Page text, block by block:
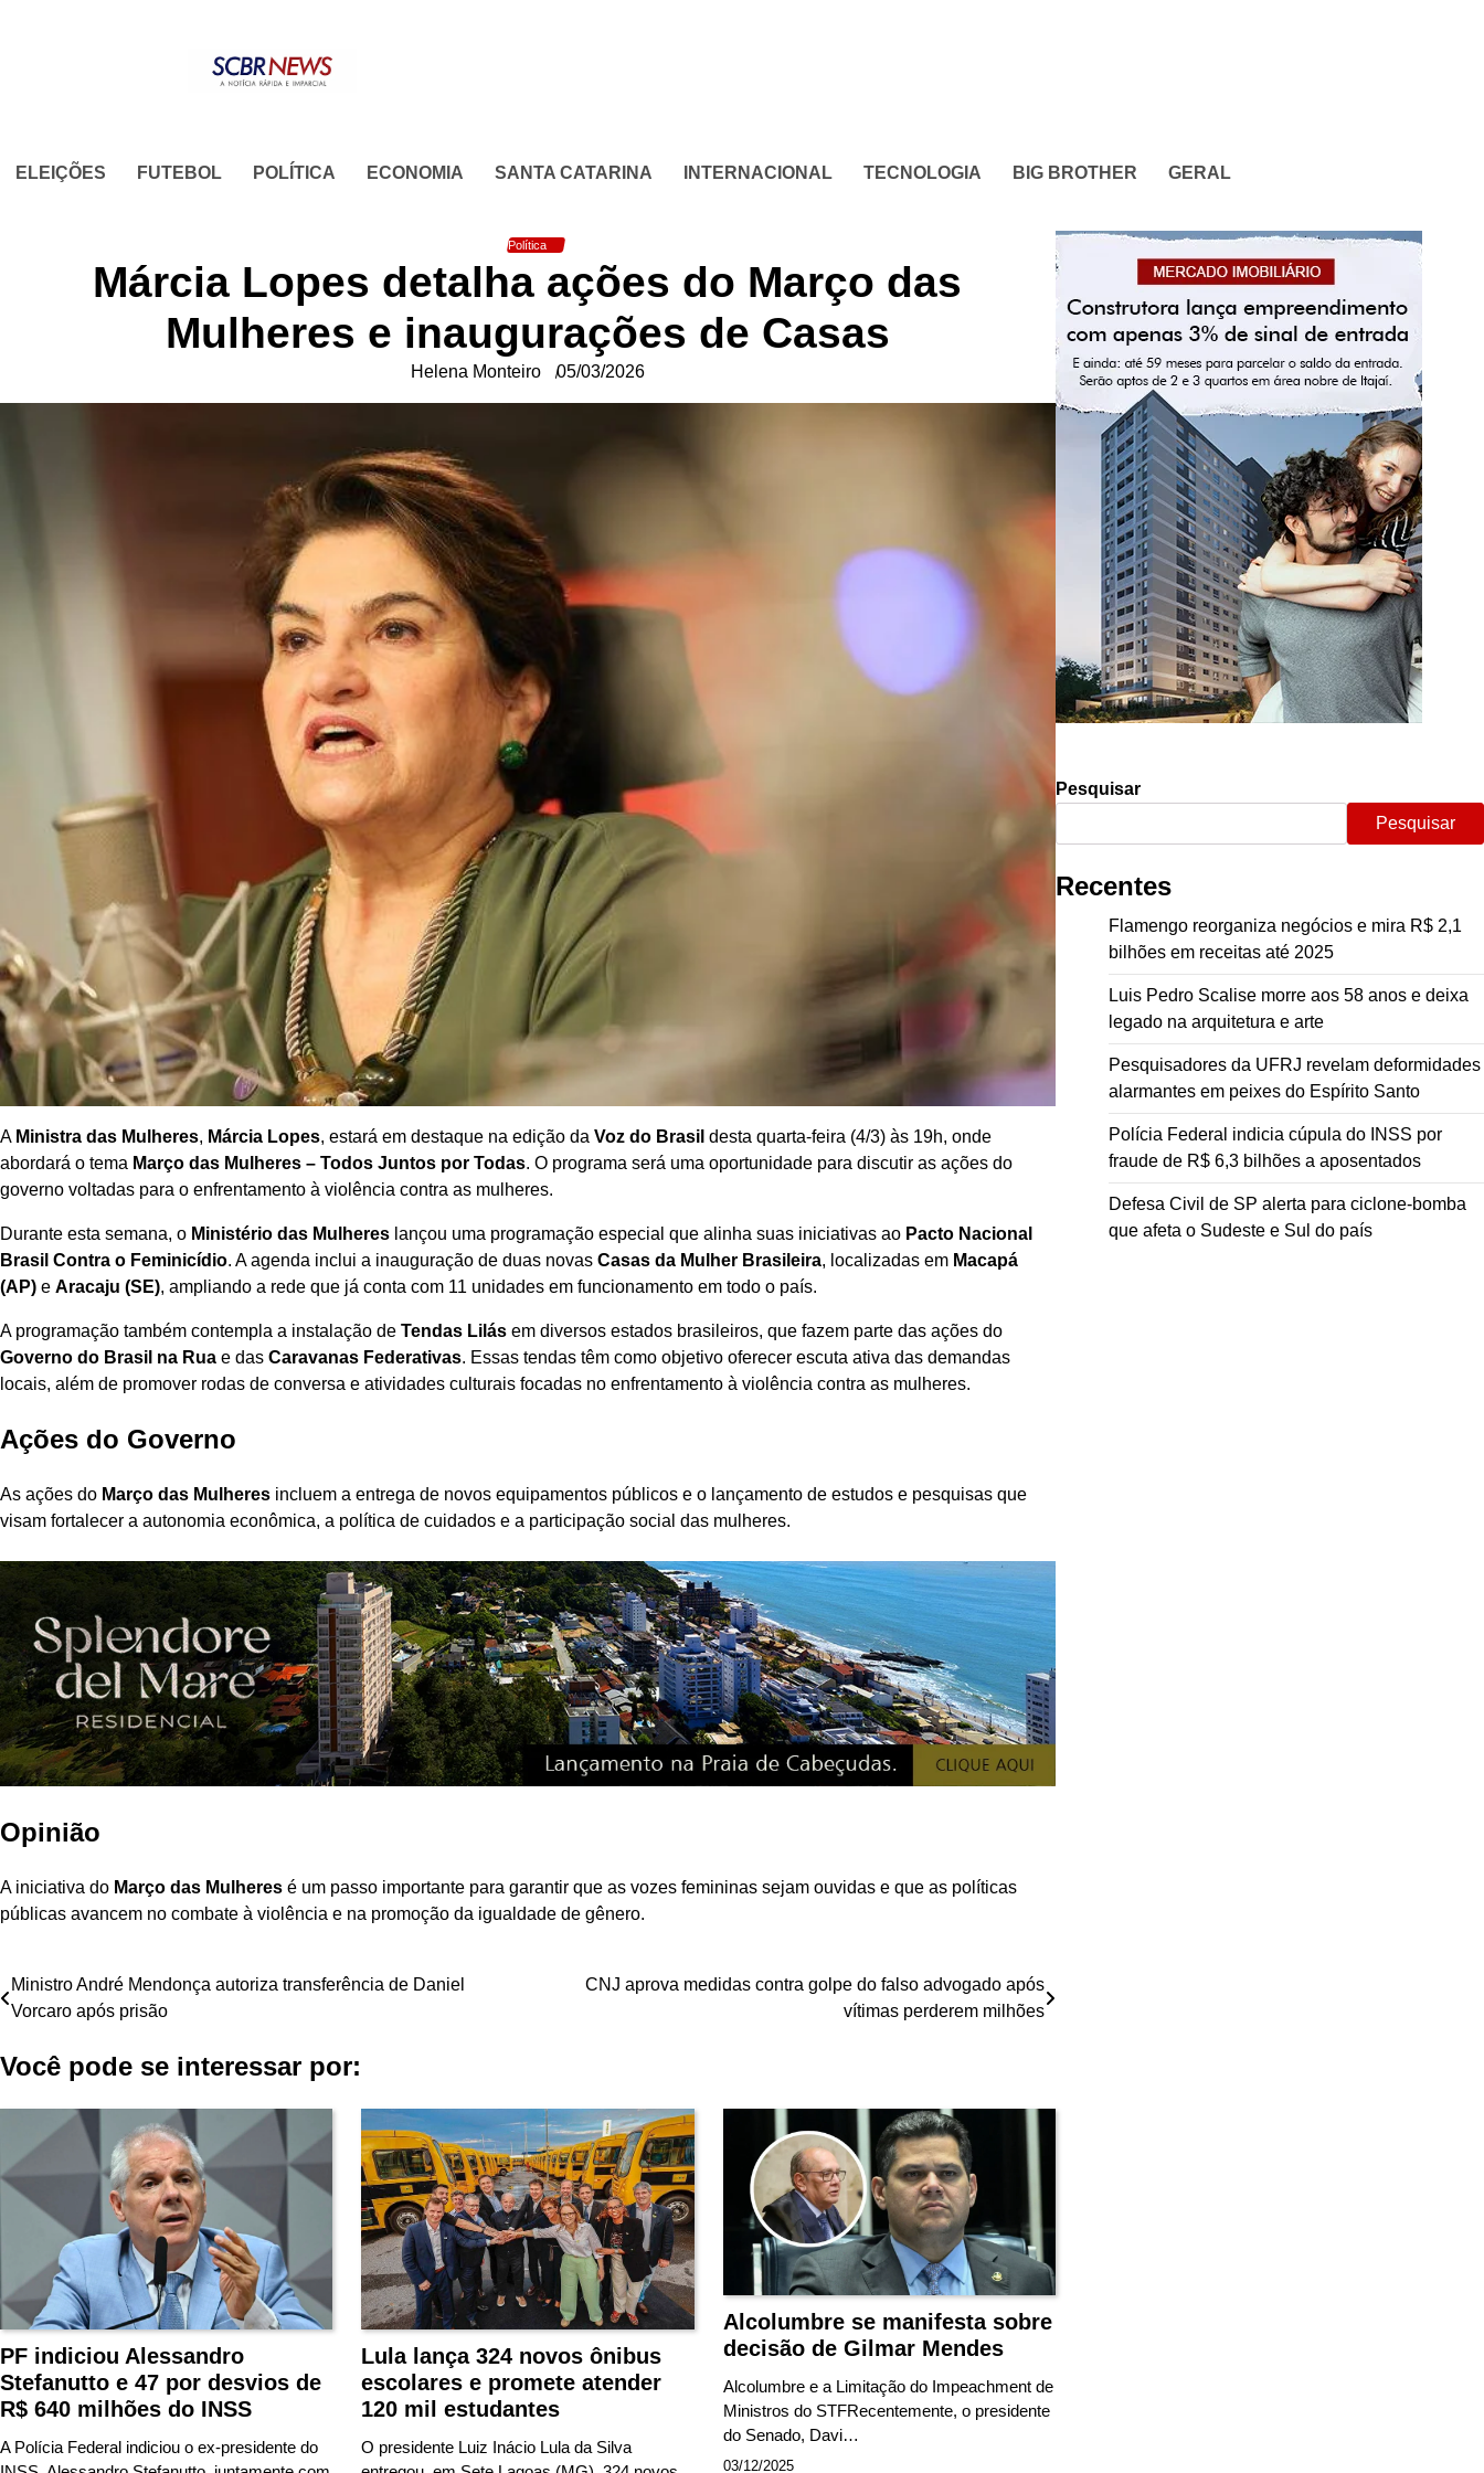
ELEIÇÕES FUTEBOL POLÍTICA ECONOMIA SANTA CATARINA INTERNACIONAL TECNOLOGIA BIG BROTHER GERAL
Política
Márcia Lopes detalha ações do Março das
Mulheres e inaugurações de Casas
Helena Monteiro 05/03/2026
A Ministra das Mulheres, Márcia Lopes, estará em destaque na edição da Voz do Brasil desta quarta-feira (4/3) às 19h, onde
abordará o tema Março das Mulheres – Todos Juntos por Todas. O programa será uma oportunidade para discutir as ações do
governo voltadas para o enfrentamento à violência contra as mulheres.
Durante esta semana, o Ministério das Mulheres lançou uma programação especial que alinha suas iniciativas ao Pacto Nacional
Brasil Contra o Feminicídio. A agenda inclui a inauguração de duas novas Casas da Mulher Brasileira, localizadas em Macapá
(AP) e Aracaju (SE), ampliando a rede que já conta com 11 unidades em funcionamento em todo o país.
A programação também contempla a instalação de Tendas Lilás em diversos estados brasileiros, que fazem parte das ações do
Governo do Brasil na Rua e das Caravanas Federativas. Essas tendas têm como objetivo oferecer escuta ativa das demandas
locais, além de promover rodas de conversa e atividades culturais focadas no enfrentamento à violência contra as mulheres.
Ações do Governo
As ações do Março das Mulheres incluem a entrega de novos equipamentos públicos e o lançamento de estudos e pesquisas que
visam fortalecer a autonomia econômica, a política de cuidados e a participação social das mulheres.
Opinião
A iniciativa do Março das Mulheres é um passo importante para garantir que as vozes femininas sejam ouvidas e que as políticas
públicas avancem no combate à violência e na promoção da igualdade de gênero.
Navegação
Post
Ministro André Mendonça autoriza transferência de Daniel
Vorcaro após prisão
CNJ aprova medidas contra golpe do falso advogado após
vítimas perderem milhões
Você pode se interessar por:
PF indiciou Alessandro
Stefanutto e 47 por desvios de
R$ 640 milhões do INSS
A Polícia Federal indiciou o ex-presidente do
Lula lança 324 novos ônibus
escolares e promete atender
120 mil estudantes
O presidente Luiz Inácio Lula da Silva
Alcolumbre se manifesta sobre
decisão de Gilmar Mendes
Alcolumbre e a Limitação do Impeachment de
Ministros do STFRecentemente, o presidente
do Senado, Davi…
03/12/2025
Pesquisar
Pesquisar
Recentes
Flamengo reorganiza negócios e mira R$ 2,1
bilhões em receitas até 2025
Luis Pedro Scalise morre aos 58 anos e deixa
legado na arquitetura e arte
Pesquisadores da UFRJ revelam deformidades
alarmantes em peixes do Espírito Santo
Polícia Federal indicia cúpula do INSS por
fraude de R$ 6,3 bilhões a aposentados
Defesa Civil de SP alerta para ciclone-bomba
que afeta o Sudeste e Sul do país